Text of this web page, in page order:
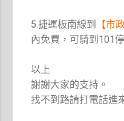
5.捷運板南線到 【市
內免費，可騎到101
以上
謝謝大家的支持。
找不到路請打電話進